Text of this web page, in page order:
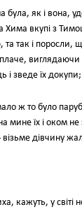
була, як і вона,
Хима вкупі з
та так і поросли,
і зведе їх
ж то було
мине їх і оком
візьме дівчину
кажуть, у